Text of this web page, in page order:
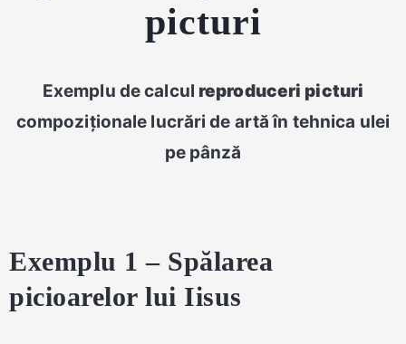
picturi
Exemplu de calcul reproduceri picturi
compoziţionale lucrări de artă în tehnica ulei
pe pânză
Exemplu 1 – Spălarea
picioarelor lui Iisus